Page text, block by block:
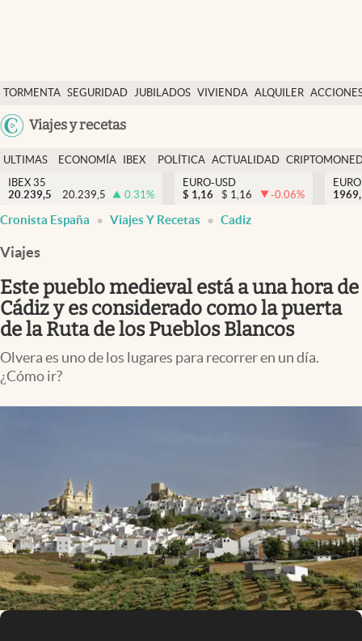
TORMENTA SEGURIDAD JUBILADOS VIVIENDA ALQUILER
Viajes y recetas
Economía y finanzas
Política
Actualidad
Criptomonedas
España
ULTIMAS
NOTICIAS
ECONOMÍA
FINANZAS
IBEX
EURO
POLÍTICA ACTUALIDAD
IBEX 35
20.239,5
20.239,5 0.31%
EURO-USD
$ 1,16 $ 1,16 -0.06%
Cronista España Viajes Y Recetas Cadiz
Viajes
Este pueblo medieval está a una hora de
Cádiz y es considerado como la puerta
de la Ruta de los Pueblos Blancos
Olvera es uno de los lugares para recorrer en un día.
¿Cómo ir?